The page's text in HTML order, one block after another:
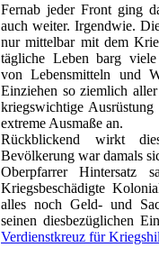
Fernab jeder Front ging
auch weiter. Irgendwie.
nur mittelbar mit dem
tägliche Leben barg
von Lebensmitteln und
Einziehen so ziemlich
kriegswichtige Ausrüstung
extreme Ausmaße an.
Rückblickend wirkt
Bevölkerung war damals
Oberpfarrer Hintersatz
Kriegsbeschädigte
alles noch Geld- und
seinen diesbezüglichen
Verdienstkreuz für